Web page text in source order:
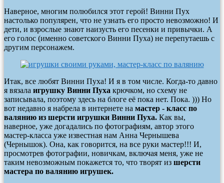
Наверное, многим полюбился этот герой! Винни Пух
настолько популярен, что не узнать его просто невозможно! И
дети, и взрослые знают наизусть его песенки и привычки. А
его голос (именно советского Винни Пуха) не перепутаешь с
другим персонажем.
Итак, все любят Винни Пуха! И я в том числе. Когда-то давно
я вязала игрушку Винни Пуха крючком, но схему не
записывала, поэтому здесь на блоге её пока нет. Пока. ))) Но
вот недавно я набрела в интернете на мастер - класс по
валянию из шерсти игрушки Винни Пуха. Как вы,
наверное, уже догадались по фотографиям, автор этого
мастер-класса уже известная нам Анна Чернышева
(Чернышок). Она, как говорится, на все руки мастер!!! И,
просмотрев фотографии, новичкам, включая меня, уже не
таким невозможным покажется то, что творят из шерсти
мастера по валянию игрушек.